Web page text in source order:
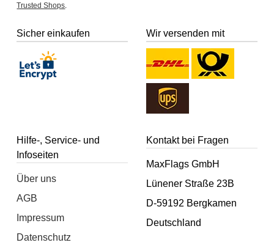
Trusted Shops.
Sicher einkaufen Wir versenden mit
Hilfe-, Service- und
Infoseiten
Über uns
AGB
Impressum
Datenschutz
Kontakt bei Fragen
MaxFlags GmbH
Lünener Straße 23B
D-59192 Bergkamen
Deutschland